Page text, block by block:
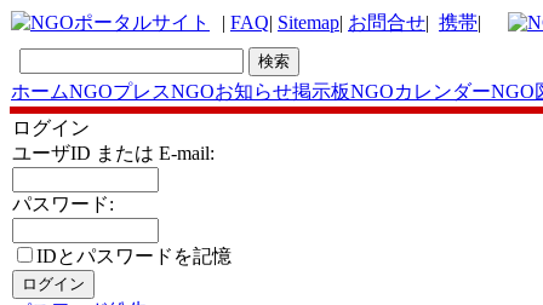
| FAQ| Sitemap| お問合せ| 携帯|
ホームNGOプレスNGOお知らせ掲示板NGOカレンダーNGO
ログイン
ユーザID または E-mail:
パスワード:
IDとパスワードを記憶